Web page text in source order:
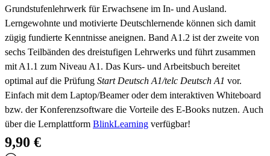
Grundstufenlehrwerk für Erwachsene im In- und Ausland.
Lerngewohnte und motivierte Deutschlernende können sich damit
zügig fundierte Kenntnisse aneignen. Band A1.2 ist der zweite von
sechs Teilbänden des dreistufigen Lehrwerks und führt zusammen
mit A1.1 zum Niveau A1. Das Kurs- und Arbeitsbuch bereitet
optimal auf die Prüfung Start Deutsch A1/telc Deutsch A1 vor.
Einfach mit dem Laptop/Beamer oder dem interaktiven Whiteboard
bzw. der Konferenzsoftware die Vorteile des E-Books nutzen. Auch
über die Lernplattform BlinkLearning verfügbar!
9,90 €